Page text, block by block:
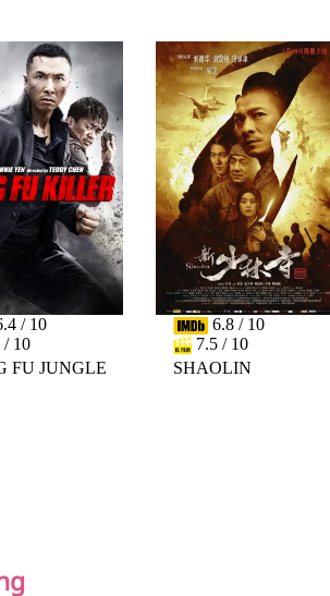
/ 10
/ 10
FU JUNGLE
6.8 / 10
7.5 / 10
SHAOLIN